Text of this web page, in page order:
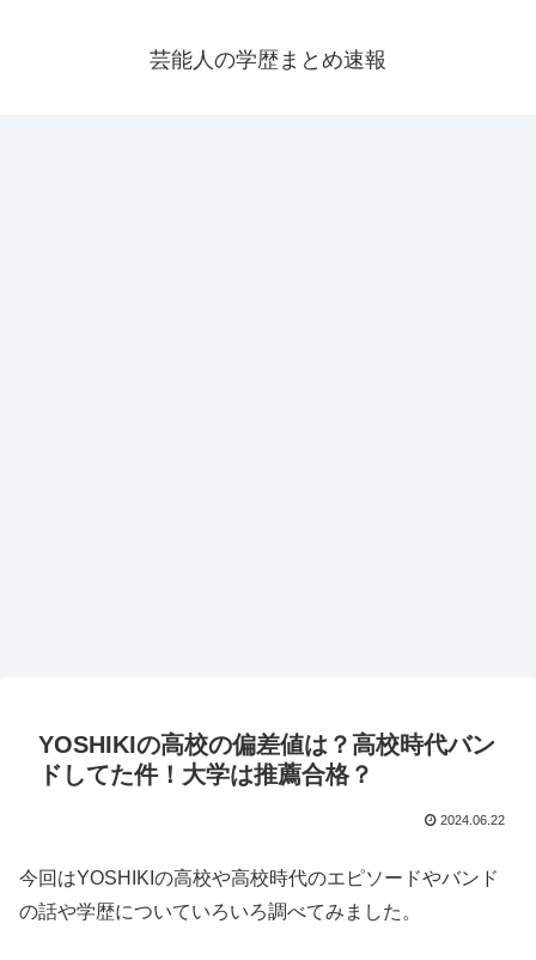
芸能人の学歴まとめ速報
YOSHIKIの高校の偏差値は？高校時代バン
ドしてた件！大学は推薦合格？
2024.06.22
今回はYOSHIKIの高校や高校時代のエピソードやバンド
の話や学歴についていろいろ調べてみました。